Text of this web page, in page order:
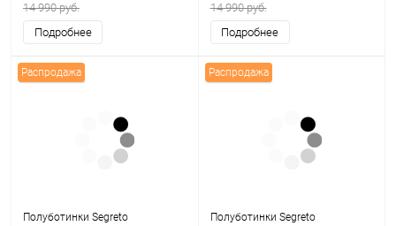
14 990 руб.
Подробнее
14 990 руб.
Подробнее
Распродажа
Полуботинки Segreto
Распродажа
Полуботинки Segreto